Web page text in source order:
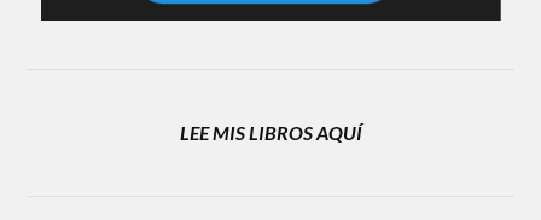
LEE MIS LIBROS AQUÍ